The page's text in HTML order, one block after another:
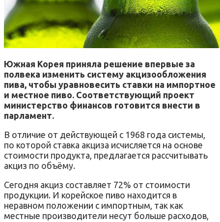
Южная Корея приняла решение впервые за
полвека изменить систему акцизообложения
пива, чтобы уравновесить ставки на импортное
и местное пиво. Соответствующий проект
министерство финансов готовится внести в
парламент.
В отличие от действующей с 1968 года системы,
по которой ставка акциза исчисляется на основе
стоимости продукта, предлагается рассчитывать
акциз по объёму.
Сегодня акциз составляет 72% от стоимости
продукции. И корейское пиво находится в
неравном положении с импортным, так как
местные производители несут больше расходов,